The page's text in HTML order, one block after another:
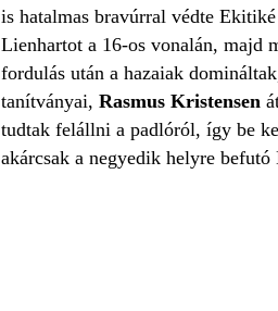
is hatalmas bravúrral védte
Lienhartot a 16-os vonalán, majd
fordulás után a hazaiak
tanítványai, Rasmus Kristensen
tudtak felállni a padlóról, így be
akárcsak a negyedik helyre befutó